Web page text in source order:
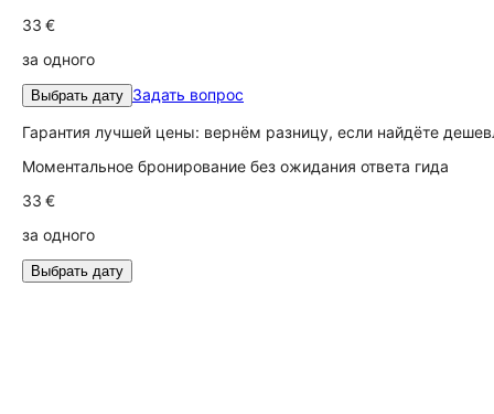
33 €
за одного
Выбрать дату Задать вопрос
Гарантия лучшей цены: вернём разницу, если найдёте
Моментальное бронирование без ожидания ответа гида
33 €
за одного
Выбрать дату